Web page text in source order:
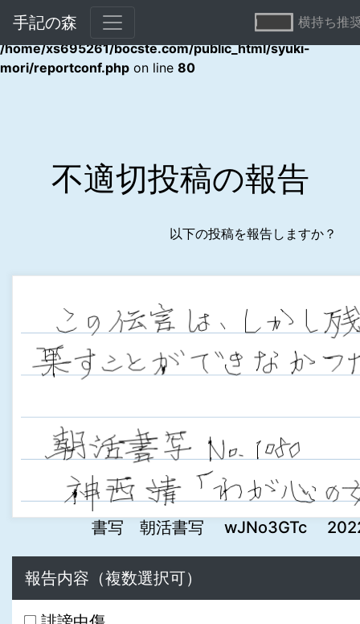
Warning: Undefined array key "error" in
/home/xs695261/bocste.com/public_html/syuki-
mori/reportconf.php on line 80
手記の森 横持ち推
不適切投稿の報告
以下の投稿を報告しますか？
書写 朝活書写 wJNo3GTc
報告内容（複数選択可）